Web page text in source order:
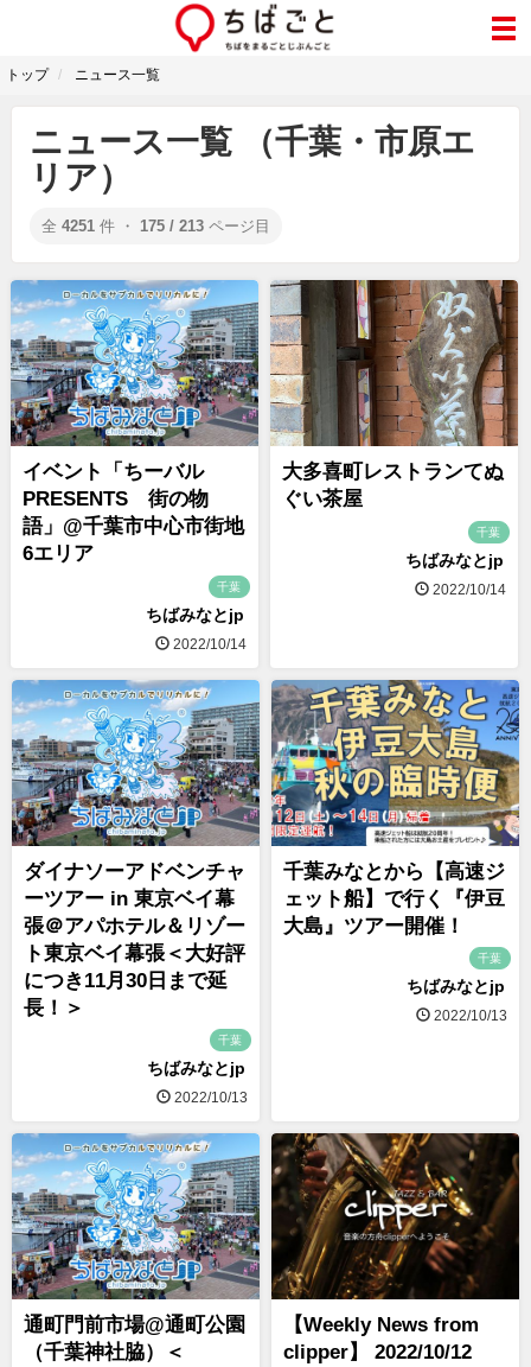
トップ ニュース一覧
ニュース一覧 （千葉・市原エ
リア）
全 4251 件 ・ 175 / 213 ページ目
イベント「ちーバル
PRESENTS 街の物
語」@千葉市中心市街地
6エリア
千葉
ちばみなとjp
2022/10/14
大多喜町レストランてぬ
ぐい茶屋
千葉
ちばみなとjp
2022/10/14
ダイナソーアドベンチャ
ーツアー in 東京ベイ幕
張＠アパホテル＆リゾー
ト東京ベイ幕張＜大好評
につき11月30日まで延
長！＞
千葉
ちばみなとjp
2022/10/13
千葉みなとから【高速ジ
ェット船】で行く『伊豆
大島』ツアー開催！
千葉
ちばみなとjp
2022/10/13
通町門前市場@通町公園
（千葉神社脇）＜
【Weekly News from
clipper】 2022/10/12